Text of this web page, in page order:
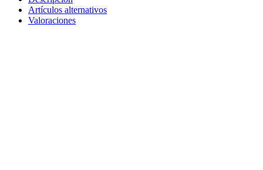
Artículos alternativos
Valoraciones